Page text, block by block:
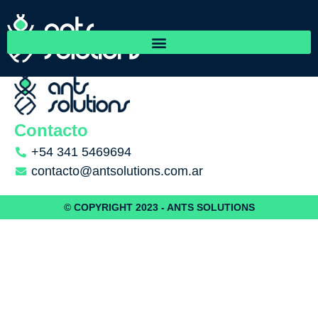
La Bancaria Rosario
Contacto
+54 341 5469694
contacto@antsolutions.com.ar
© COPYRIGHT 2023 - ANTS SOLUTIONS